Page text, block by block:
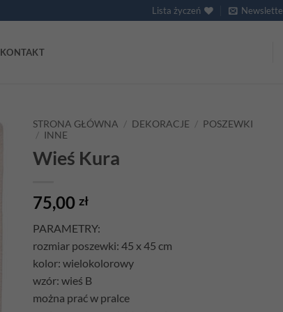
Lista życzeń
KONTAKT
STRONA GŁÓWNA / DEKORACJE / POSZEWKI
/ INNE
Wieś Kura
75,00 zł
PARAMETRY:
rozmiar poszewki: 45 x 45 cm
kolor: wielokolorowy
wzór: wieś B
można prać w pralce